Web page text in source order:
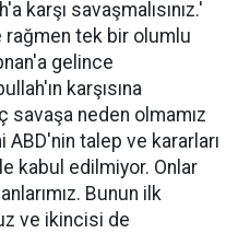
karşı savaşmalısınız.'
rağmen tek bir olumlu
gelince
karşısına
savaşa neden olmamız
talep ve kararları
kabul edilmiyor. Onlar
Bunun ilk
ve ikincisi de